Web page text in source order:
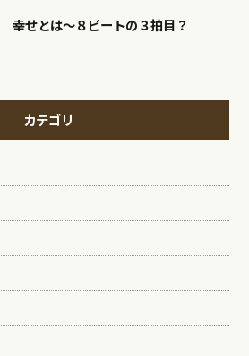
幸せとは〜８ビートの３拍目？
カテゴリ